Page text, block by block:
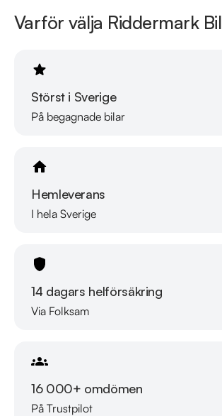
Varför välja Riddermark Bil
Störst i Sverige
På begagnade bilar
Hemleverans
I hela Sverige
14 dagars helförsäkring
Via Folksam
16 000+ omdömen
På Trustpilot
https://vimeo.com/1011323016
Måndag - Söndag 08:00 - 24:00
Besökstider i butik:
Söndag 10:00 - 16:00